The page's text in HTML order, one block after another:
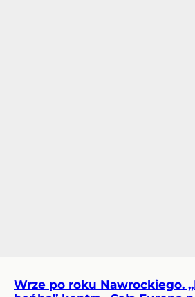
Wrze po roku Nawrockiego.